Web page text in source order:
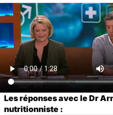
Les réponses avec le Dr
nutritionniste :